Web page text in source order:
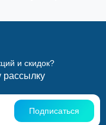
и скидок?
Подписаться